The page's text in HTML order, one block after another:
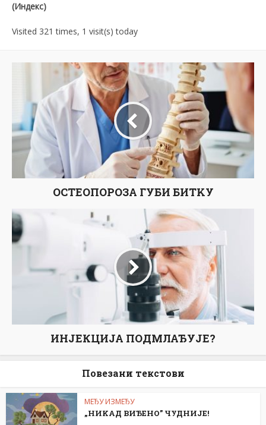
(Индекс)
Visited 321 times, 1 visit(s) today
ОСТЕОПОРОЗА ГУБИ БИТKУ
ИНЈЕКЦИЈА ПОДМЛАЂУЈЕ?
Повезани текстови
МЕЂУ ИЗМЕЂУ
„НИKАД ВИЂЕНО” ЧУДНИЈЕ!